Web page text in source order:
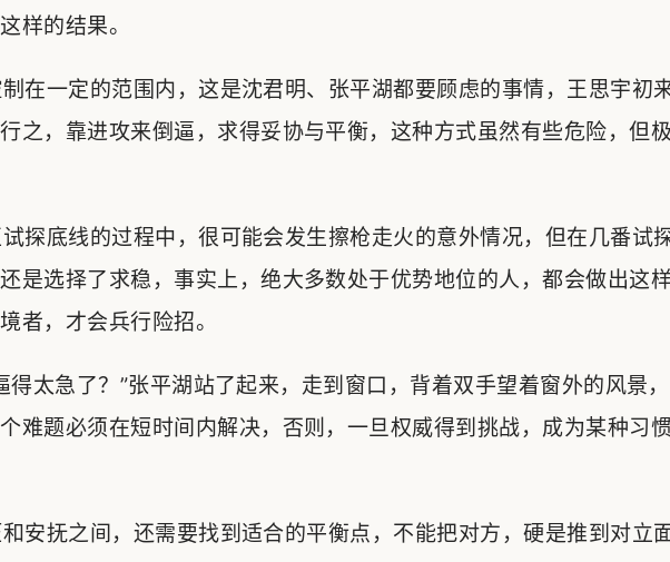
样的结果。
在一定的范围内，这是沈君明、张平湖都要顾虑的事情，王思宇初
之，靠进攻来倒逼，求得妥协与平衡，这种方式虽然有些危险，但
探底线的过程中，很可能会发生擦枪走火的意外情况，但在几番试
是选择了求稳，事实上，绝大多数处于优势地位的人，都会做出这
者，才会兵行险招。
太急了？”张平湖站了起来，走到窗口，背着双手望着窗外的风景
难题必须在短时间内解决，否则，一旦权威得到挑战，成为某种习
安抚之间，还需要找到适合的平衡点，不能把对方，硬是推到对立面